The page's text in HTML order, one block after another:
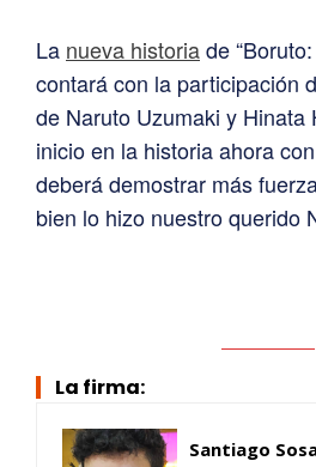
La nueva historiade
contará con la participación
de Naruto Uzumaki y Hinata
inicio en la historia ahora
deberá demostrar más
bien lo hizo nuestro querido
La firma:
Santiago